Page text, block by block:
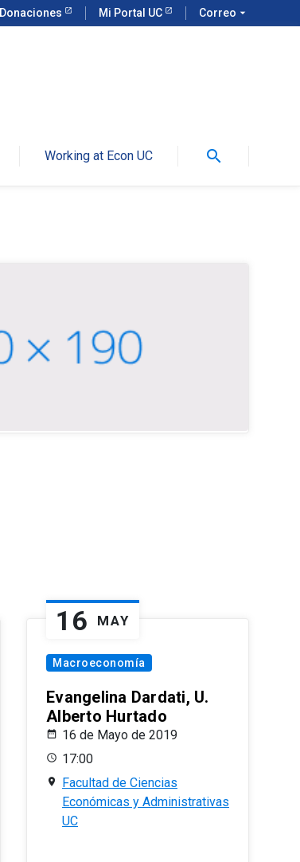
Donaciones Mi Portal UC Correo arrow_drop_down
Working at Econ UC search
16 MAY
Macroeconomía
Evangelina Dardati, U.
Alberto Hurtado
16 de Mayo de 2019
17:00
Facultad de Ciencias
Económicas y Administrativas
UC